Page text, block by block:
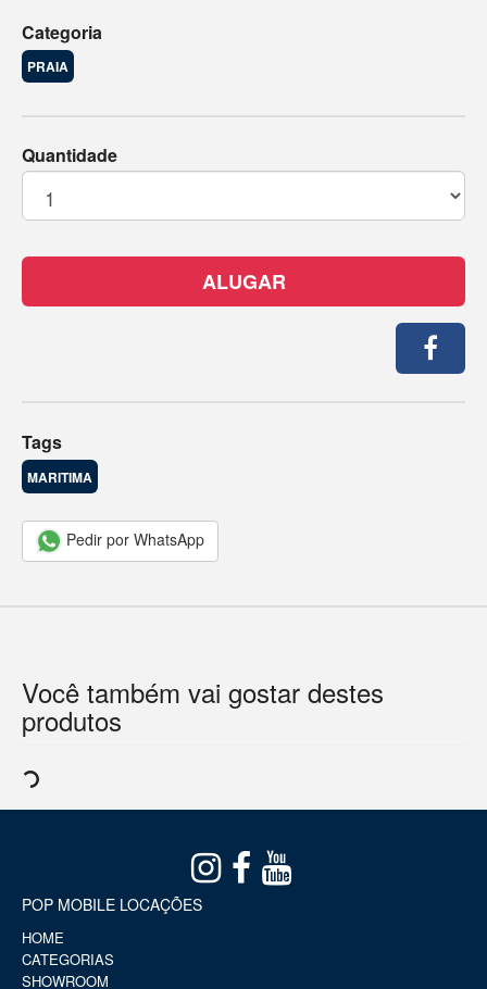
Categoria
PRAIA
Quantidade
ALUGAR
Tags
MARITIMA
Pedir por WhatsApp
Você também vai gostar destes
produtos
POP MOBILE LOCAÇÕES
HOME
CATEGORIAS
SHOWROOM